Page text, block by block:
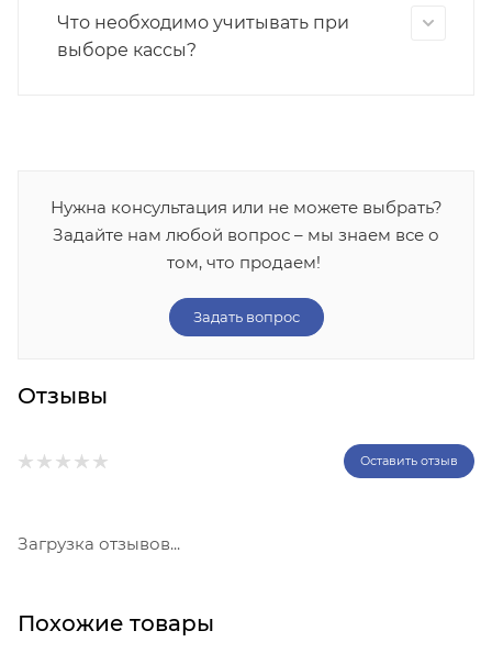
Что необходимо учитывать при
выборе кассы?
Нужна консультация или не можете выбрать?
Задайте нам любой вопрос – мы знаем все о
том, что продаем!
Задать вопрос
Отзывы
Оставить отзыв
Загрузка отзывов...
Похожие товары